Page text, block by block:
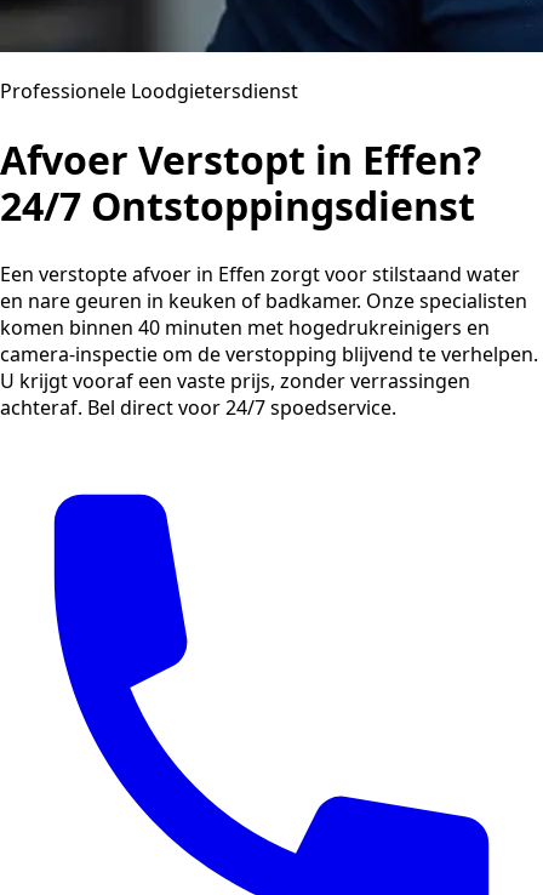
Professionele Loodgietersdienst
Afvoer Verstopt in Effen?
24/7 Ontstoppingsdienst
Een verstopte afvoer in Effen zorgt voor stilstaand water
en nare geuren in keuken of badkamer. Onze specialisten
komen binnen 40 minuten met hogedrukreinigers en
camera-inspectie om de verstopping blijvend te verhelpen.
U krijgt vooraf een vaste prijs, zonder verrassingen
achteraf. Bel direct voor 24/7 spoedservice.